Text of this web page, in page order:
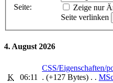
Seite:
Zeige nur
Seite verlinken
4. August 2026
K 06:11
CSS/Eigenschaften/
. (+127 Bytes) . .